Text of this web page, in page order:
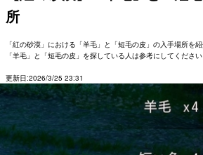
所
「紅の砂漠」における「羊毛」と「短毛の皮」の入手場所を
「羊毛」と「短毛の皮」を探している人は参考にしてください
更新日:2026/3/25 23:31